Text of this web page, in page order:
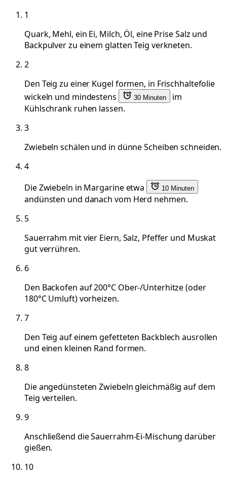
1
Quark, Mehl, ein Ei, Milch, Öl, eine Prise Salz und
Backpulver zu einem glatten Teig verkneten.
2
Den Teig zu einer Kugel formen, in Frischhaltefolie
wickeln und mindestens
30 Minuten
im
Kühlschrank ruhen lassen.
3
Zwiebeln schälen und in dünne Scheiben schneiden.
4
Die Zwiebeln in Margarine etwa
10 Minuten
andünsten und danach vom Herd nehmen.
5
Sauerrahm mit vier Eiern, Salz, Pfeffer und Muskat
gut verrühren.
6
Den Backofen auf 200°C Ober-/Unterhitze (oder
180°C Umluft) vorheizen.
7
Den Teig auf einem gefetteten Backblech ausrollen
und einen kleinen Rand formen.
8
Die angedünsteten Zwiebeln gleichmäßig auf dem
Teig verteilen.
9
Anschließend die Sauerrahm-Ei-Mischung darüber
gießen.
10